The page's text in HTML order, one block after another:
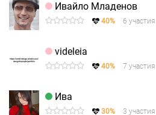
Ивайло Младенов
40% 6 участия
videleia
40% 7 участия
Ива
30% 3 участия